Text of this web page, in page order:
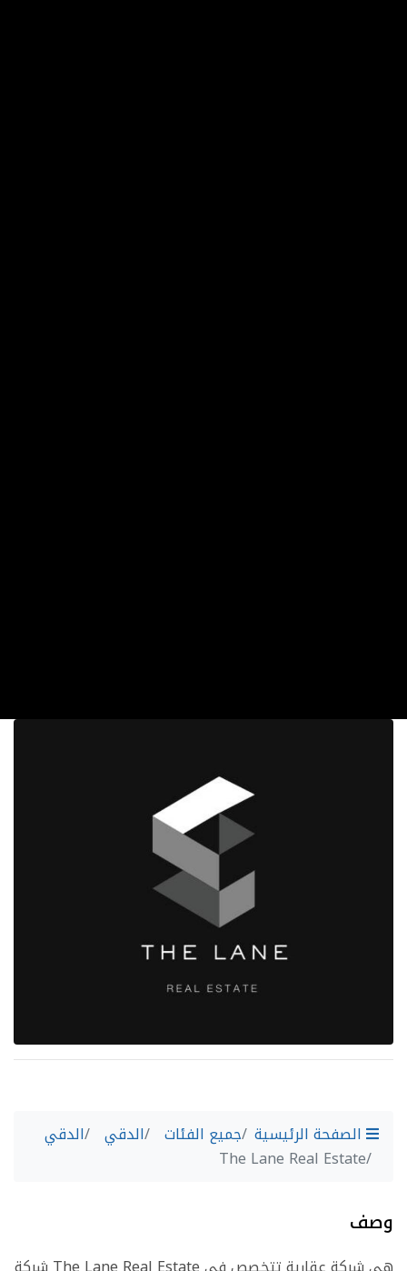
الصفحة الرئيسية جميع الفئات الدقي
الدقي
The Lane Real Estate
وصف